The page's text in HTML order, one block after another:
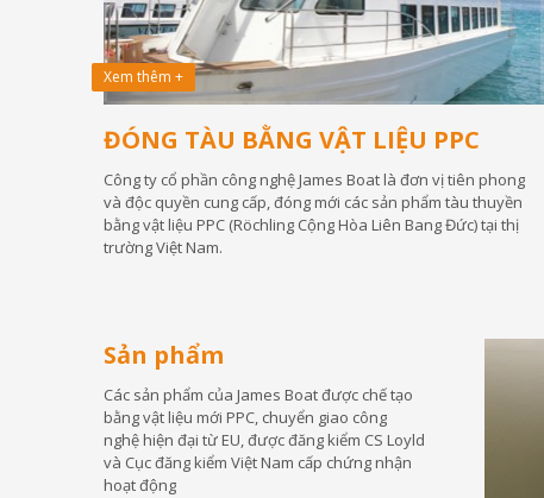
Xem thêm +
ĐÓNG TÀU BẰNG VẬT LIỆU PPC
Công ty cổ phần công nghệ James Boat là đơn vị tiên phong
và độc quyền cung cấp, đóng mới các sản phẩm tàu thuyền
bằng vật liệu PPC (Röchling Cộng Hòa Liên Bang Đức) tại thị
trường Việt Nam.
Sản phẩm
Các sản phẩm của James Boat được chế tạo
bằng vật liệu mới PPC, chuyển giao công
nghệ hiện đại từ EU, được đăng kiểm CS Loyld
và Cục đăng kiểm Việt Nam cấp chứng nhận
hoạt động